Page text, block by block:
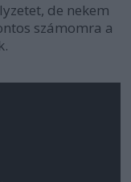
de nekem
számomra a